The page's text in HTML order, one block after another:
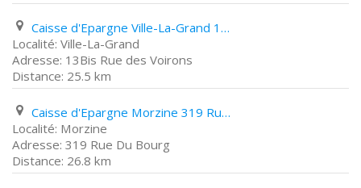
Caisse d'Epargne Ville-La-Grand 13Bis Rue des Voirons
Ville-La-Grand
13Bis Rue des Voirons
25.5 km
Caisse d'Epargne Morzine 319 Rue Du Bourg
Morzine
319 Rue Du Bourg
26.8 km